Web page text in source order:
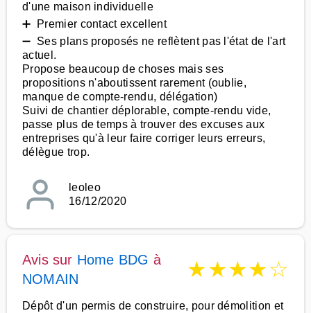
d'une maison individuelle
➕ Premier contact excellent
➖ Ses plans proposés ne reflètent pas l'état de l'art
actuel.
Propose beaucoup de choses mais ses
propositions n'aboutissent rarement (oublie,
manque de compte-rendu, délégation)
Suivi de chantier déplorable, compte-rendu vide,
passe plus de temps à trouver des excuses aux
entreprises qu'à leur faire corriger leurs erreurs,
délègue trop.
leoleo
16/12/2020
Avis sur Home BDG à
NOMAIN
★★★★☆
Dépôt d'un permis de construire, pour démolition et